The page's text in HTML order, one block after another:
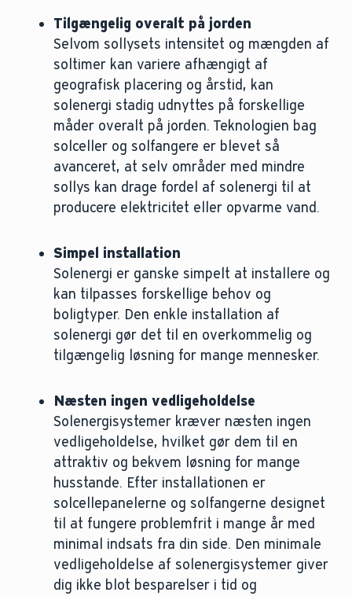
Tilgængelig overalt på jorden
Selvom sollysets intensitet og mængden af
soltimer kan variere afhængigt af
geografisk placering og årstid, kan
solenergi stadig udnyttes på forskellige
måder overalt på jorden. Teknologien bag
solceller og solfangere er blevet så
avanceret, at selv områder med mindre
sollys kan drage fordel af solenergi til at
producere elektricitet eller opvarme vand.
Simpel installation
Solenergi er ganske simpelt at installere og
kan tilpasses forskellige behov og
boligtyper. Den enkle installation af
solenergi gør det til en overkommelig og
tilgængelig løsning for mange mennesker.
Næsten ingen vedligeholdelse
Solenergisystemer kræver næsten ingen
vedligeholdelse, hvilket gør dem til en
attraktiv og bekvem løsning for mange
husstande. Efter installationen er
solcellepanelerne og solfangerne designet
til at fungere problemfrit i mange år med
minimal indsats fra din side. Den minimale
vedligeholdelse af solenergisystemer giver
dig ikke blot besparelser i tid og